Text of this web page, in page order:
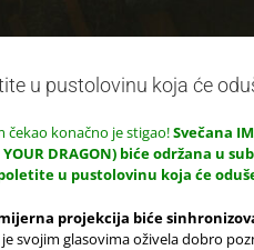
u pustolovinu koja će
čekao konačno je stigao!Svečana
YOUR DRAGON) biće održana u
u pustolovinu koja će
projekcija biće
svojim glasovima oživela dobro